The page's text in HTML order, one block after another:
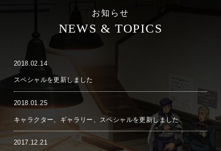
お知らせ
NEWS & TOPICS
2018.02.14
スペシャルを更新しました
2018.01.25
キャラクター、ギャラリー、スペシャルを更新しました
2017.12.21